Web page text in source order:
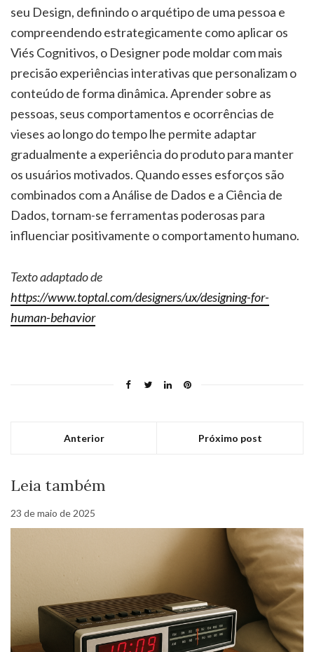
seu Design, definindo o arquétipo de uma pessoa e
compreendendo estrategicamente como aplicar os
Viés Cognitivos, o Designer pode moldar com mais
precisão experiências interativas que personalizam o
conteúdo de forma dinâmica. Aprender sobre as
pessoas, seus comportamentos e ocorrências de
vieses ao longo do tempo lhe permite adaptar
gradualmente a experiência do produto para manter
os usuários motivados. Quando esses esforços são
combinados com a Análise de Dados e a Ciência de
Dados, tornam-se ferramentas poderosas para
influenciar positivamente o comportamento humano.
Texto adaptado de
https://www.toptal.com/designers/ux/designing-for-
human-behavior
Anterior Próximo post
Leia também
23 de maio de 2025